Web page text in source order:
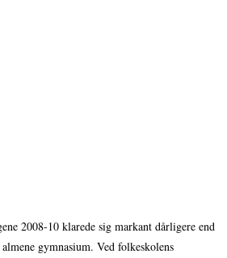
2008‑10 klarede sig markant dårligere end
gymnasium. Ved folkeskolens